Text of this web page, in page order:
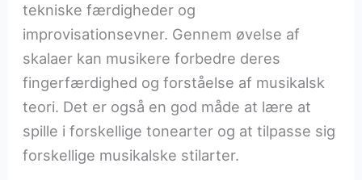
tekniske færdigheder og
improvisationsevner. Gennem øvelse af
skalaer kan musikere forbedre deres
fingerfærdighed og forståelse af musikalsk
teori. Det er også en god måde at lære at
spille i forskellige tonearter og at tilpasse sig
forskellige musikalske stilarter.